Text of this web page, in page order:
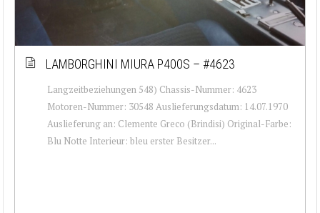
LAMBORGHINI MIURA P400S – #4623
Langzeitbeziehungen 548) Chassis-Nummer: 4623
Motoren-Nummer: 30548 Auslieferungsdatum: 14.07.1970
Auslieferung an: Clemente Greco (Brindisi) Original-Farbe:
Blu Notte Interieur: bleu erster Besitzer...